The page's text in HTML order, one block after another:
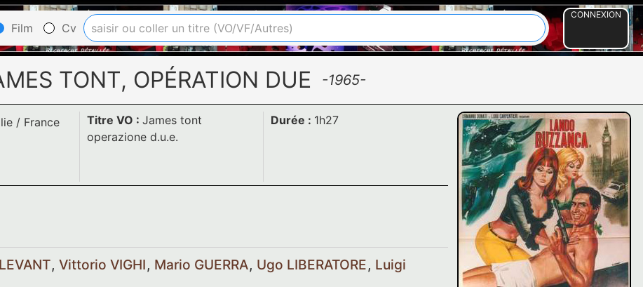
Film Cv
CONNEXION
TONT, OPÉRATION DUE -1965-
/ France Titre VO : James tont
operazione d.u.e.
Durée : 1h27
, Vittorio VIGHI, Mario GUERRA, Ugo LIBERATORE, Luigi